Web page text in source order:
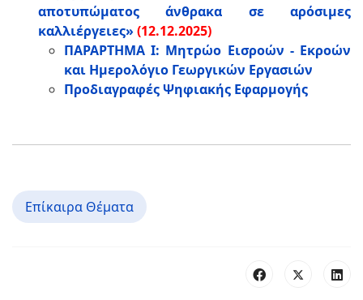
αποτυπώματος άνθρακα σε αρόσιμες
καλλιέργειες»(12.12.2025)
ΠΑΡΑΡΤΗΜΑ I: Μητρώο Εισροών - Εκροών
και Ημερολόγιο Γεωργικών Εργασιών
Προδιαγραφές Ψηφιακής Εφαρμογής
Επίκαιρα Θέματα